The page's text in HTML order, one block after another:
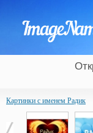
Картинки с именем Радик